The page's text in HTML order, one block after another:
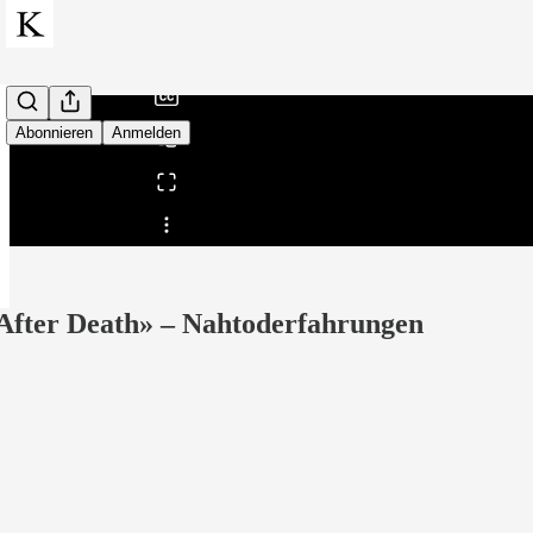
Abonnieren Anmelden
Teilen von 0:00
Death» – Nahtoderfahrungen